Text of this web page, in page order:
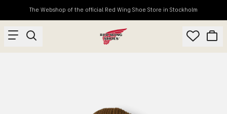
The Webshop of the official Red Wing Shoe Store in Stockholm